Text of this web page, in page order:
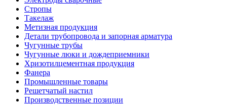
Стропы
Такелаж
Метизная продукция
Детали трубопровода и запорная арматура
Чугунные трубы
Чугунные люки и дождеприемники
Хризотилцементная продукция
Фанера
Промышленные товары
Решетчатый настил
Производственные позиции